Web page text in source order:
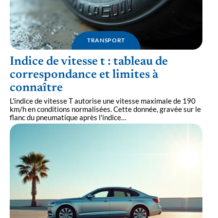
TRANSPORT
Indice de vitesse t : tableau de
correspondance et limites à
connaître
L'indice de vitesse T autorise une vitesse maximale de 190
km/h en conditions normalisées. Cette donnée, gravée sur le
flanc du pneumatique après l'indice…